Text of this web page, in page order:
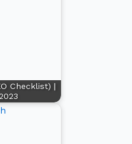
Checklist) |